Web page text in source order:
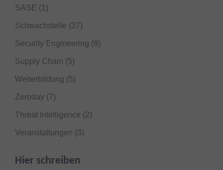
SASE (1)
Schwachstelle (37)
Security Engineering (8)
Supply Chain (5)
Weiterbildung (5)
Zeroday (7)
Threat Intelligence (2)
Veranstaltungen (3)
Hier schreiben